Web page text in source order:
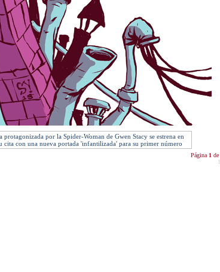
por la Spider-Woman de Gwen Stacy se estrena en
cita con una nueva portada 'infantilizada' para su primer número
Página 1 de
1